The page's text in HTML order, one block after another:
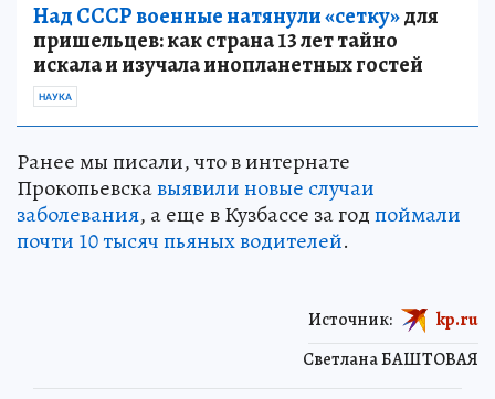
Над СССР военные натянули «сетку»для
пришельцев: как страна 13 лет тайно
искала и изучала инопланетных гостей
НАУКА
Ранее мы писали, что в интернате
Прокопьевскавыявили новые случаи
заболевания, а еще в Кузбассе за годпоймали
почти 10 тысяч пьяных водителей.
Светлана БАШТОВАЯ
Источник: kp.ru